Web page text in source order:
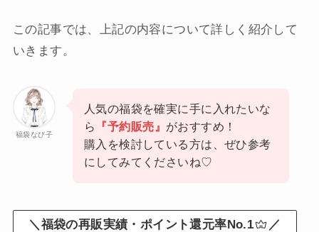
この記事では、上記の内容について詳しく紹介して
いきます。
福袋なび子
人気の福袋を確実に手に入れたいな
ら
『予約販売』 がおすすめ！
購入を検討している方は、ぜひ参考
にしてみてくださいね♡
＼福袋の再販実績・ポイント還元率No.1 ／